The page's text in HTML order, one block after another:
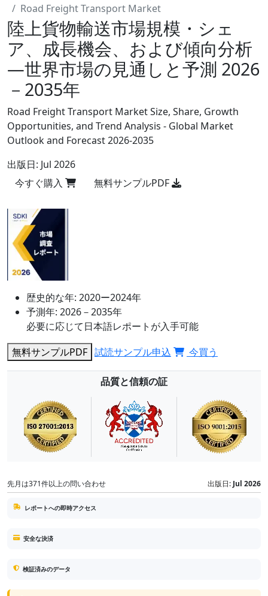
Road Freight Transport Market
陸上貨物輸送市場規模・シェ
ア、成長機会、および傾向分析
―世界市場の見通しと予測 2026
－2035年
Road Freight Transport Market Size, Share, Growth
Opportunities, and Trend Analysis - Global Market
Outlook and Forecast 2026-2035
出版日: Jul 2026
今すぐ購入
無料サンプルPDF
歴史的な年: 2020ー2024年
予測年: 2026－2035年
必要に応じて日本語レポートが入手可能
無料サンプルPDF 試読サンプル申込 今買う
品質と信頼の証
先月は371件以上の問い合わせ 出版日: Jul 2026
レポートへの即時アクセス
安全な決済
検証済みのデータ